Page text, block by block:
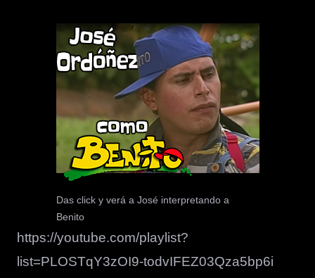
Das click y verá a José interpretando a
Benito
https://youtube.com/playlist?
list=PLOSTqY3zOI9-todvIFEZ03Qza5bp6i